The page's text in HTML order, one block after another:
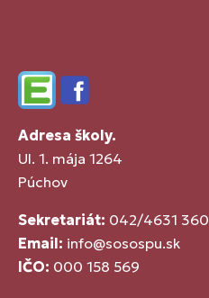
EdupageFacebook
Adresa školy.
Ul. 1. mája 1264
Púchov
Sekretariát: 042/4631 360
Email: info@sosospu.sk
IČO: 000 158 569